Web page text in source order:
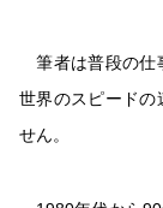
筆者は普段の仕
世界のスピードの
せん。